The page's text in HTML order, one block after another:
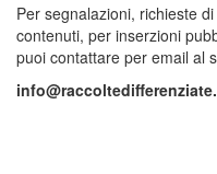
Per segnalazioni, richieste
contenuti, per inserzioni
puoi contattare per email al